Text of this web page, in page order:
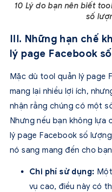
10 Lý do bạn nên biết
số
III. Những hạn chế
lý page Facebook
Mặc dù tool quản lý page
mang lại nhiều lợi ích,
nhận rằng chúng có một
Nhưng nếu bạn không
lý page Facebook số
nó sang mang đến cho
Chi phí sử dụng:
vụ cao, điều này có